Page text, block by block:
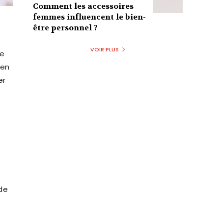
Comment les accessoires
femmes influencent le bien-
être personnel ?
VOIR PLUS